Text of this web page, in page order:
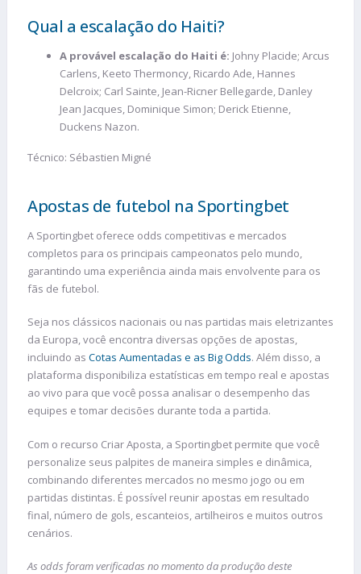
Qual a escalação do Haiti?
A provável escalação do Haiti é: Johny Placide; Arcus
Carlens, Keeto Thermoncy, Ricardo Ade, Hannes
Delcroix; Carl Sainte, Jean-Ricner Bellegarde, Danley
Jean Jacques, Dominique Simon; Derick Etienne,
Duckens Nazon.
Técnico: Sébastien Migné
Apostas de futebol na Sportingbet
A Sportingbet oferece odds competitivas e mercados
completos para os principais campeonatos pelo mundo,
garantindo uma experiência ainda mais envolvente para os
fãs de futebol.
Seja nos clássicos nacionais ou nas partidas mais eletrizantes
da Europa, você encontra diversas opções de apostas,
incluindo as Cotas Aumentadas e as Big Odds. Além disso, a
plataforma disponibiliza estatísticas em tempo real e apostas
ao vivo para que você possa analisar o desempenho das
equipes e tomar decisões durante toda a partida.
Com o recurso Criar Aposta, a Sportingbet permite que você
personalize seus palpites de maneira simples e dinâmica,
combinando diferentes mercados no mesmo jogo ou em
partidas distintas. É possível reunir apostas em resultado
final, número de gols, escanteios, artilheiros e muitos outros
cenários.
As odds foram verificadas no momento da produção deste